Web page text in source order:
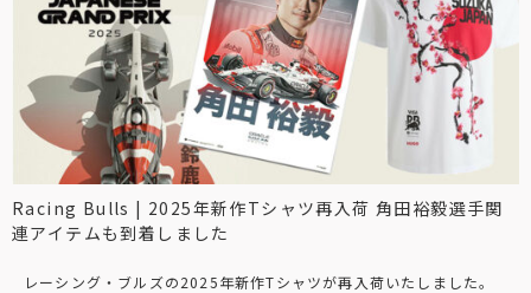
Racing Bulls | 2025年新作Tシャツ再入荷 角田裕毅選手関
連アイテムも到着しました
レーシング・ブルズの2025年新作Tシャツが再入荷いたしました。